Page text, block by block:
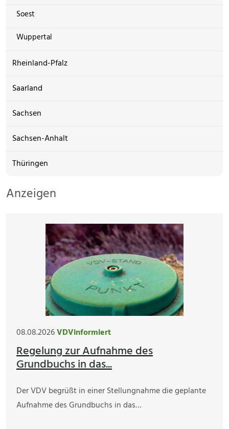
Soest
Wuppertal
Rheinland-Pfalz
Saarland
Sachsen
Sachsen-Anhalt
Thüringen
Anzeigen
08.08.2026VDVinformiert
Regelung zur Aufnahme des
Grundbuchs in das...
Der VDV begrüßt in einer Stellungnahme die geplante
Aufnahme des Grundbuchs in das…